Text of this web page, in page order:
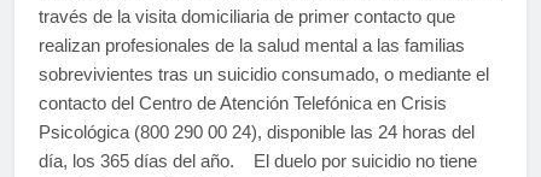
través de la visita domiciliaria de primer contacto que
realizan profesionales de la salud mental a las familias
sobrevivientes tras un suicidio consumado, o mediante el
contacto del Centro de Atención Telefónica en Crisis
Psicológica (800 290 00 24), disponible las 24 horas del
día, los 365 días del año. El duelo por suicidio no tiene